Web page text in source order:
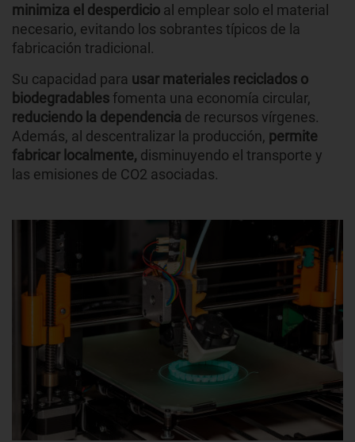
minimiza el desperdicio al emplear solo el material
necesario, evitando los sobrantes típicos de la
fabricación tradicional.
Su capacidad para usar materiales reciclados o
biodegradables fomenta una economía circular,
reduciendo la dependencia de recursos vírgenes.
Además, al descentralizar la producción, permite
fabricar localmente, disminuyendo el transporte y
las emisiones de CO2 asociadas.